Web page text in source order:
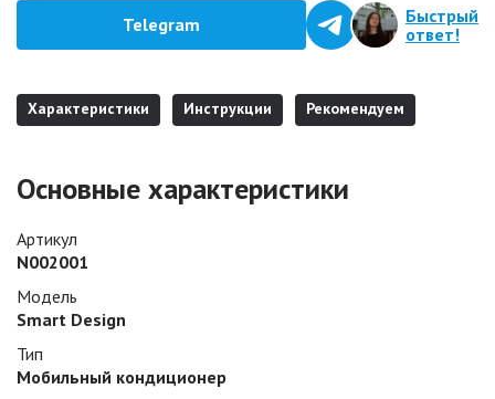
Telegram
Быстрый
ответ!
Характеристики Инструкции Рекомендуем
Основные характеристики
Артикул
N002001
Модель
Smart Design
Тип
Мобильный кондиционер